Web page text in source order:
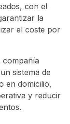
con el
la
el coste por
compañía
sistema de
en domicilio,
y reducir